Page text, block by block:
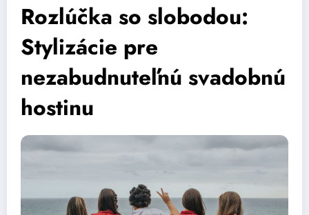
Rozlúčka so slobodou:
Stylizácie pre
nezabudnuteľnú svadobnú
hostinu